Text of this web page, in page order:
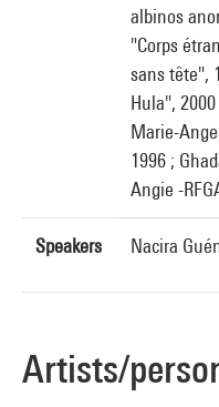
albinos
"Corps
sans tête",
Hula",
Marie-
1996 ;
Angie -
Speakers Nacira
Artists/